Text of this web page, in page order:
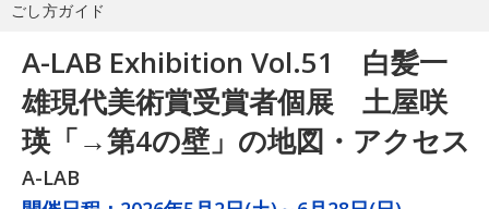
ごし方ガイド
A-LAB Exhibition Vol.51 白髪一
雄現代美術賞受賞者個展 土屋咲
瑛「→第4の壁」の地図・アクセス
A-LAB